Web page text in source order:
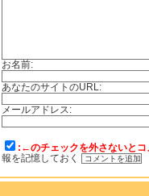
お名前:
あなたのサイトのURL:
メールアドレス:
:←のチェックを外さないと
報を記憶しておく